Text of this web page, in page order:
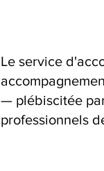
Le service
— plébiscitée
professionnels